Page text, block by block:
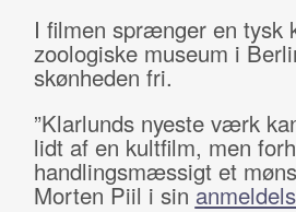
I filmen sprænger en tysk
zoologiske museum i
skønheden fri.
”Klarlunds nyeste værk
lidt af en kultfilm, men
handlingsmæssigt et
Morten Piil i sin